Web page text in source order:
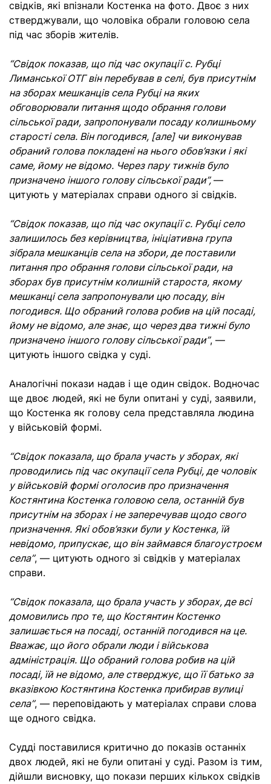
свідків, які впізнали Костенка на фото. Двоє з них
стверджували, що чоловіка обрали головою села
під час зборів жителів.
“Свідок показав, що під час окупації с. Рубці
Лиманської ОТГ він перебував в селі, був присутнім
на зборах мешканців села Рубці на яких
обговорювали питання щодо обрання голови
сільської ради, запропонували посаду колишньому
старості села. Він погодився, [але] чи виконував
обраний голова покладені на нього обов’язки і які
саме, йому не відомо. Через пару тижнів було
призначено іншого голову сільської ради”, —
цитують у матеріалах справи одного зі свідків.
“Свідок показав, що під час окупації с. Рубці село
залишилось без керівництва, ініціативна група
зібрала мешканців села на збори, де поставили
питання про обрання голови сільської ради, на
зборах був присутнім колишній староста, якому
мешканці села запропонували цю посаду, він
погодився. Що обраний голова робив на цій посаді,
йому не відомо, але знає, що через два тижні було
призначено іншого голову сільської ради”, —
цитують іншого свідка у суді.
Аналогічні покази надав і ще один свідок. Водночас
ще двоє людей, які не були опитані у суді, заявили,
що Костенка як голову села представляла людина
у військовій формі.
“Свідок показала, що брала участь у зборах, які
проводились під час окупації села Рубці, де чоловік
у військовій формі оголосив про призначення
Костянтина Костенка головою села, останній був
присутнім на зборах і не заперечував щодо свого
призначення. Які обов’язки були у Костенка, їй
невідомо, припускає, що він займався благоустроєм
села”, — цитують одного зі свідків у матеріалах
справи.
“Свідок показала, що брала участь у зборах, де всі
домовились про те, що Костянтин Костенко
залишається на посаді, останній погодився на це.
Вважає, що його обрали люди і військова
адміністрація. Що обраний голова робив на цій
посаді, їй не відомо, але стверджує, що її батько за
вказівкою Костянтина Костенка прибирав вулиці
села”, — переповідають у матеріалах справи слова
ще одного свідка.
Судді поставилися критично до показів останніх
двох людей, які не були опитані у суді. Разом із тим,
дійшли висновку, що покази перших кількох свідків